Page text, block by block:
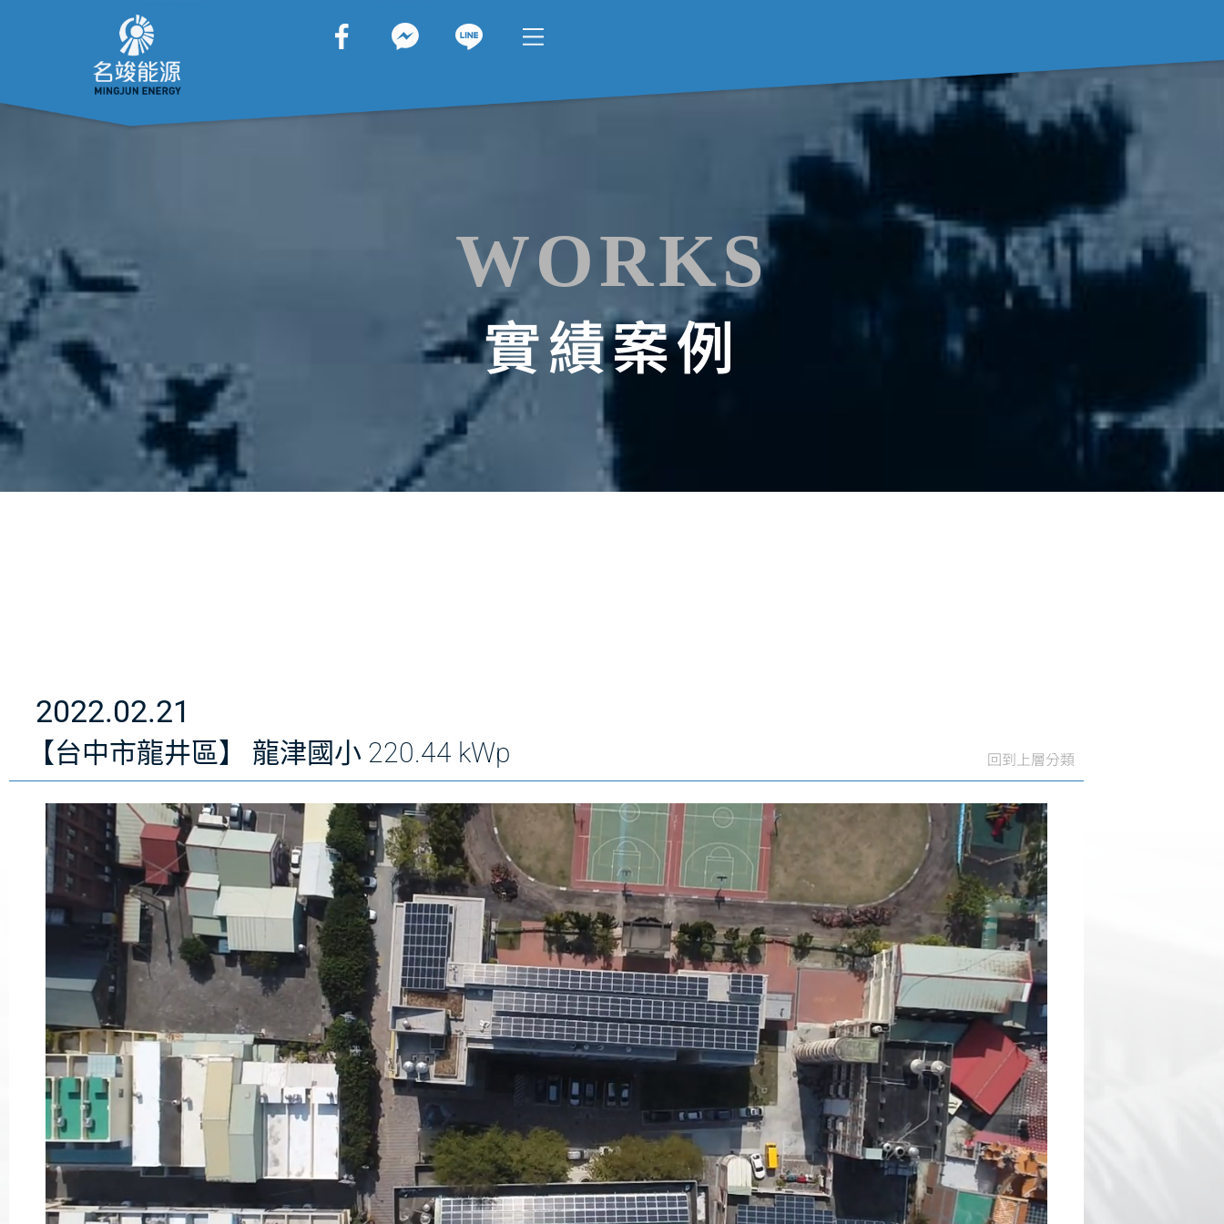
WORKS
實績案例
2022.02.21
【台中市龍井區】 龍津國小 220.44 kWp 回到上層分類